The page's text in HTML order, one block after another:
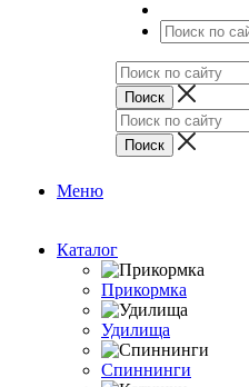
Меню
Каталог
Прикормка
Удилища
Спиннинги